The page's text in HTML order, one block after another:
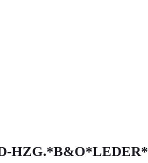
HZG.*B&O*LEDER*